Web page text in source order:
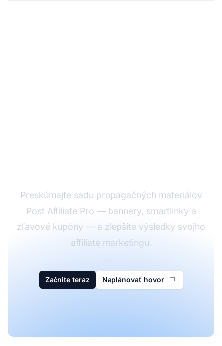
Preskúmajte sadu propagačných materiálov
Post Affiliate Pro — bannery, smartlinky a
zľavové kupóny — a zlepšite výsledky svojho
affiliate marketingu.
Začnite teraz Naplánovať hovor